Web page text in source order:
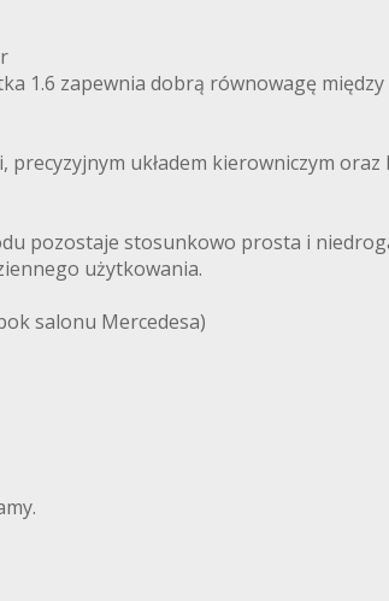
1.6 zapewnia dobrą równowagę
precyzyjnym układem kierowniczym
pozostaje stosunkowo prosta i
użytkowania.
salonu Mercedesa)